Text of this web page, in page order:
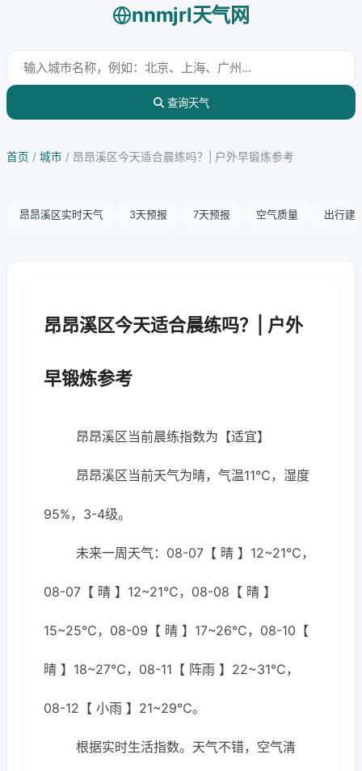
nnmjrl天气网
查询天气
首页 / 城市 / 昂昂溪区今天适合晨练吗？| 户外早锻炼参考
昂昂溪区实时天气 3天预报 7天预报 空气质量 出行建
昂昂溪区今天适合晨练吗？| 户外
早锻炼参考
昂昂溪区当前晨练指数为【适宜】
昂昂溪区当前天气为晴，气温11℃，湿度
95%，3-4级。
未来一周天气：08-07【 晴 】12~21℃，
08-07【 晴 】12~21℃，08-08【 晴 】
15~25℃，08-09【 晴 】17~26℃，08-10【
晴 】18~27℃，08-11【 阵雨 】22~31℃，
08-12【 小雨 】21~29℃。
根据实时生活指数。天气不错，空气清